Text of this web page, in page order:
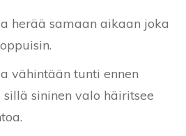
herää samaan aikaan joka
vähintään tunti ennen
sininen valo häiritsee